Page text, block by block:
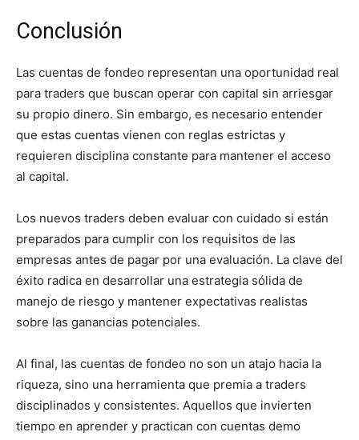
Conclusión
Las cuentas de fondeo representan una oportunidad real
para traders que buscan operar con capital sin arriesgar
su propio dinero. Sin embargo, es necesario entender
que estas cuentas vienen con reglas estrictas y
requieren disciplina constante para mantener el acceso
al capital.
Los nuevos traders deben evaluar con cuidado si están
preparados para cumplir con los requisitos de las
empresas antes de pagar por una evaluación. La clave del
éxito radica en desarrollar una estrategia sólida de
manejo de riesgo y mantener expectativas realistas
sobre las ganancias potenciales.
Al final, las cuentas de fondeo no son un atajo hacia la
riqueza, sino una herramienta que premia a traders
disciplinados y consistentes. Aquellos que invierten
tiempo en aprender y practican con cuentas demo